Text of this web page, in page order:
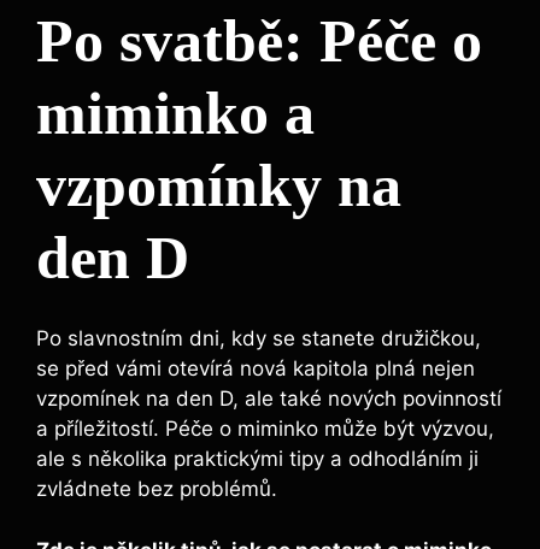
Po svatbě: Péče o
miminko a
vzpomínky⁢ na
den D
Po slavnostním dni, kdy se stanete družičkou,
se před vámi otevírá nová ⁣kapitola​ plná nejen
vzpomínek na⁤ den ⁤D, ​ale také nových ⁤povinností
a⁤ příležitostí.⁣ Péče o miminko ‌může být výzvou,
ale ⁢s‍ několika praktickými tipy a odhodláním ji⁤
zvládnete bez problémů.